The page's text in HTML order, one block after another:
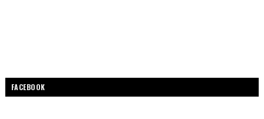
FACEBOOK